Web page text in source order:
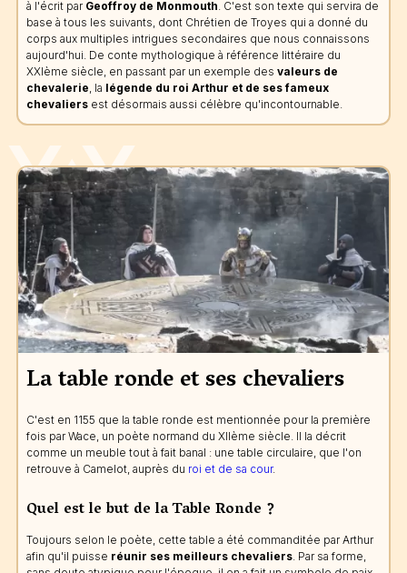
à l'écrit par Geoffroy de Monmouth. C'est son texte qui servira de
base à tous les suivants, dont Chrétien de Troyes qui a donné du
corps aux multiples intrigues secondaires que nous connaissons
aujourd'hui. De conte mythologique à référence littéraire du
XXIème siècle, en passant par un exemple des valeurs de
chevalerie, la légende du roi Arthur et de ses fameux
chevaliersest désormais aussi célèbre qu'incontournable.
La table ronde et ses chevaliers
C'est en 1155 que la table ronde est mentionnée pour la première
fois par Wace, un poète normand du XIIème siècle. Il la décrit
comme un meuble tout à fait banal : une table circulaire, que l'on
retrouve à Camelot, auprès du roi et de sa cour.
Quel est le but de la Table Ronde ?
Toujours selon le poète, cette table a été commanditée par Arthur
afin qu'il puisse réunir ses meilleurs chevaliers. Par sa forme,